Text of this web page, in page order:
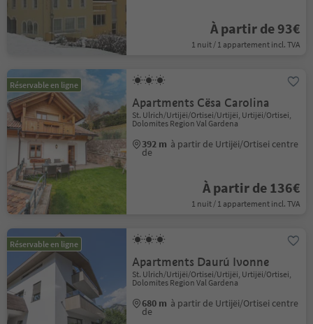
À partir de 93€
1 nuit / 1 appartement incl. TVA
Réservable en ligne
Apartments Cësa Carolina
St. Ulrich/Urtijëi/Ortisei/Urtijëi, Urtijëi/Ortisei,
Dolomites Region Val Gardena
392 m à partir de Urtijëi/Ortisei centre
de
À partir de 136€
1 nuit / 1 appartement incl. TVA
Réservable en ligne
Apartments Daurú Ivonne
St. Ulrich/Urtijëi/Ortisei/Urtijëi, Urtijëi/Ortisei,
Dolomites Region Val Gardena
680 m à partir de Urtijëi/Ortisei centre
de